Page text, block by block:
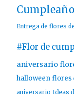
Entrega de flores
#Flor de
aniversario
halloween flores
aniversario Ideas